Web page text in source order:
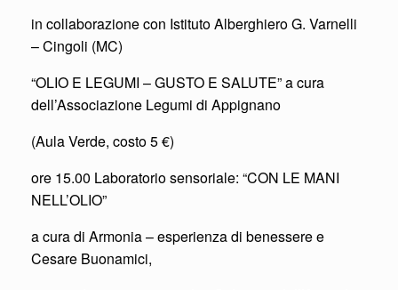
in collaborazione con Istituto Alberghiero G. Varnelli
– Cingoli (MC)
“OLIO E LEGUMI – GUSTO E SALUTE” a cura
dell’Associazione Legumi di Appignano
(Aula Verde, costo 5 €)
ore 15.00 Laboratorio sensoriale: “CON LE MANI
NELL’OLIO”
a cura di Armonia – esperienza di benessere e
Cesare Buonamici,